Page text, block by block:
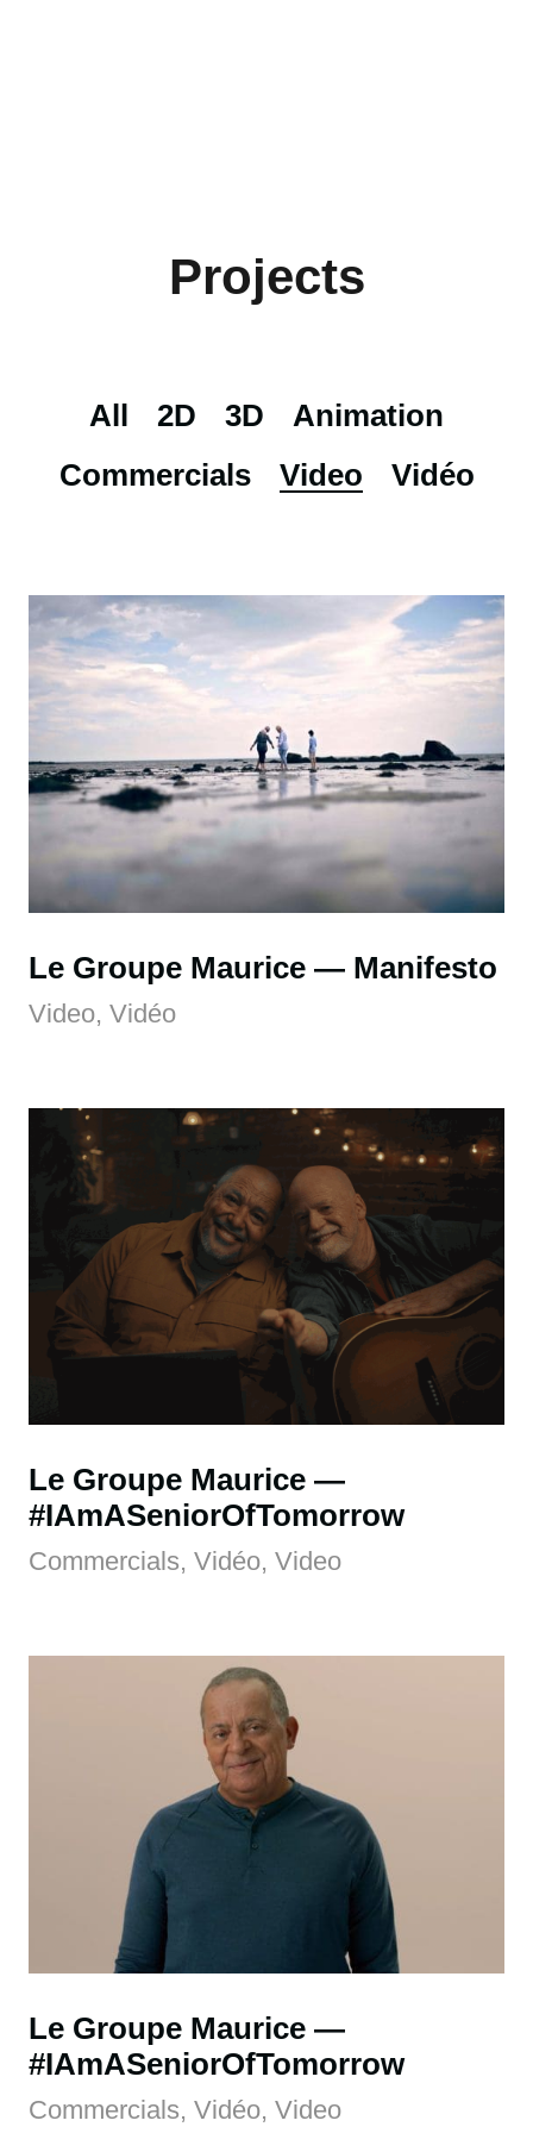
Projects
All 2D 3D
Animation
Commercials
Video Vidéo
Le Groupe Maurice Manifesto
Video, Vidéo
Le Groupe Maurice
#IAmASeniorOfTomorrow
Commercials, Vidéo, Video
Le Groupe Maurice
#IAmASeniorOfTomorrow
Commercials, Vidéo, Video